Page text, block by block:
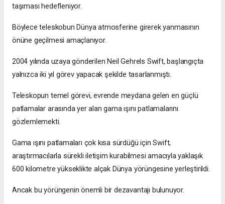
taşıması hedefleniyor.
Böylece teleskobun Dünya atmosferine girerek yanmasının
önüne geçilmesi amaçlanıyor.
2004 yılında uzaya gönderilen Neil Gehrels Swift, başlangıçta
yalnızca iki yıl görev yapacak şekilde tasarlanmıştı.
Teleskopun temel görevi, evrende meydana gelen en güçlü
patlamalar arasında yer alan gama ışını patlamalarını
gözlemlemekti.
Gama ışını patlamaları çok kısa sürdüğü için Swift,
araştırmacılarla sürekli iletişim kurabilmesi amacıyla yaklaşık
600 kilometre yükseklikte alçak Dünya yörüngesine yerleştirildi.
Ancak bu yörüngenin önemli bir dezavantajı bulunuyor.